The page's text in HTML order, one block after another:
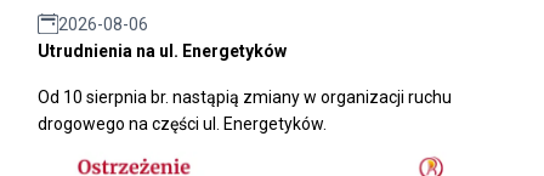
2026-08-06
Utrudnienia na ul. Energetyków
Od 10 sierpnia br. nastąpią zmiany w organizacji ruchu
drogowego na części ul. Energetyków.